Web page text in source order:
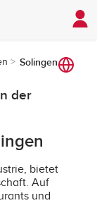
Solingen
der
bietet
Auf
und